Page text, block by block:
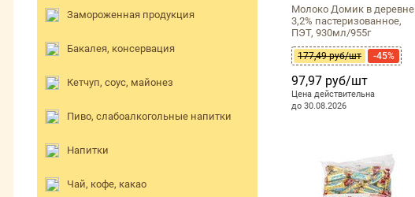
Замороженная продукция
Бакалея, консервация
Кетчуп, соус, майонез
Пиво, слабоалкогольные напитки
Напитки
Чай, кофе, какао
Молоко Домик в деревне
3,2% пастеризованное,
ПЭТ, 930мл/955г
177,49 руб/шт -45%
97,97 руб/шт
Цена действительна
до 30.08.2026